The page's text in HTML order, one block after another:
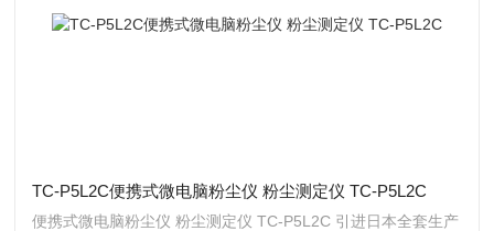
TC-P5L2C便携式微电脑粉尘仪 粉尘测定仪 TC-P5L2C
便携式微电脑粉尘仪 粉尘测定仪 TC-P5L2C 引进日本全套生产